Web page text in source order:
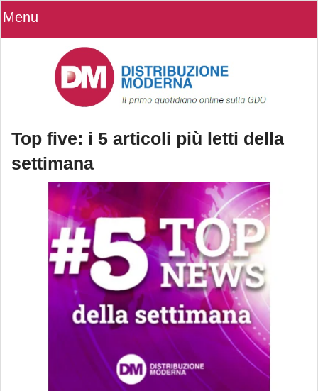
Menu
Top five: i 5 articoli più letti della
settimana